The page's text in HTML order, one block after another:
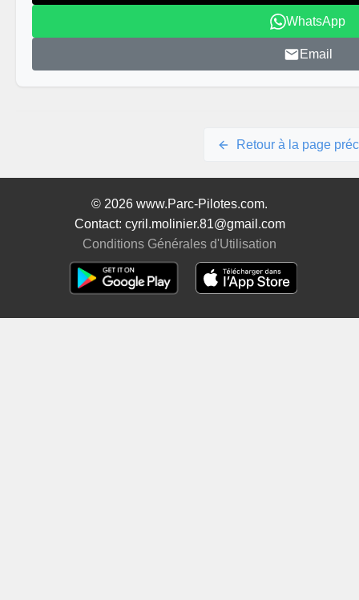
WhatsApp
Email
Retour à la page
© 2026 www.Parc-Pilotes.com.
Contact: cyril.molinier.81@gmail.com
Conditions Générales d'Utilisation